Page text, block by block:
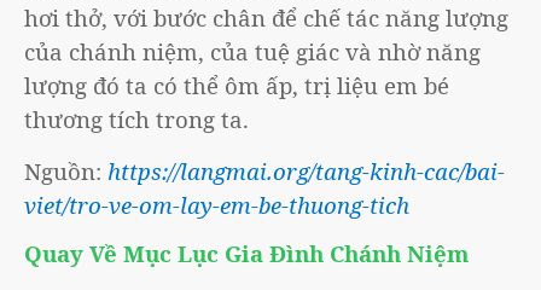
hơi thở, với bước chân để chế tác năng lượng
của chánh niệm, của tuệ giác và nhờ năng
lượng đó ta có thể ôm ấp, trị liệu em bé
thương tích trong ta.
Nguồn: https://langmai.org/tang-kinh-cac/bai-
viet/tro-ve-om-lay-em-be-thuong-tich
Quay Về Mục Lục Gia Đình Chánh Niệm